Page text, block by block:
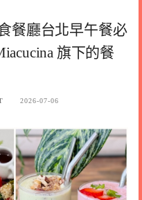
餐廳台北早午餐必
旗下的餐
2026-07-06